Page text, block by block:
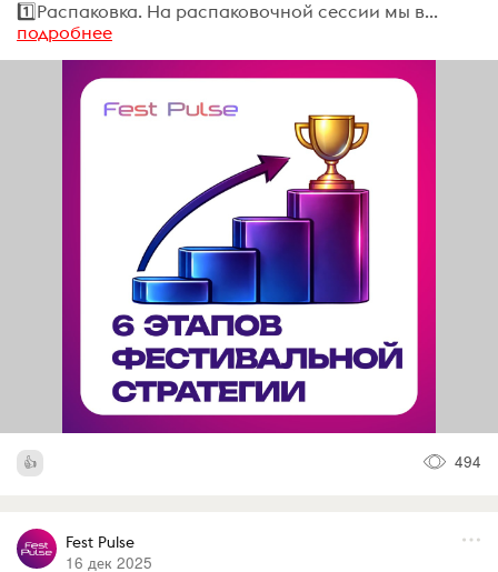
1️⃣Распаковка. На распаковочной сессии мы в...
подробнее
494
Fest Pulse
16 дек 2025